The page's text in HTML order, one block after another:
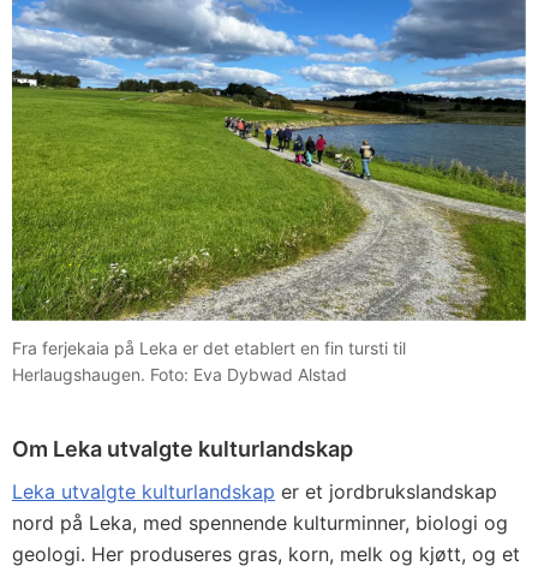
Fra ferjekaia på Leka er det etablert en fin tursti til
Herlaugshaugen. Foto: Eva Dybwad Alstad
Om Leka utvalgte kulturlandskap
Leka utvalgte kulturlandskap er et jordbrukslandskap
nord på Leka, med spennende kulturminner, biologi og
geologi. Her produseres gras, korn, melk og kjøtt, og et